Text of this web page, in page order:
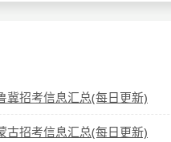
冀招考信息汇总(每日更新)
古招考信息汇总(每日更新)